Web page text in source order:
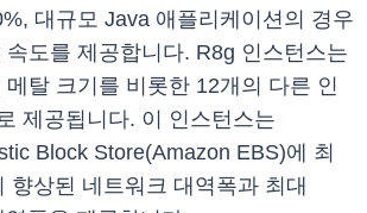
대규모 Java 애플리케이션의 경우
속도를 제공합니다. R8g 인스턴스는
메탈 크기를 비롯한 12개의 다른 인
제공됩니다. 이 인스턴스는
Block Store(Amazon EBS)에 최
향상된 네트워크 대역폭과 최대